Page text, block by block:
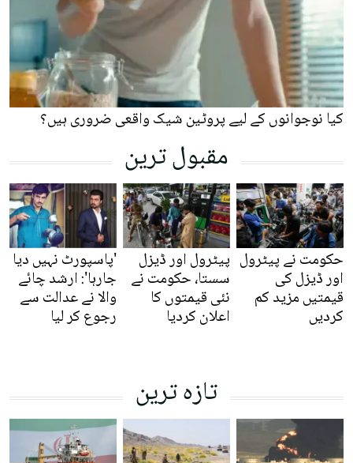
کیا نوجوانوں کے لیے پروٹین شیک واقعی ضروری ہیں؟
مقبول ترین
حکومت نے پیٹرول
اور ڈیزل کی
قیمتیں مزید کم
کردیں
پیٹرول اور ڈیزل
سستا، حکومت نے
نئی قیمتوں کا
اعلان کردیا
'پاسپورٹ نہیں دیا
جارہا': ارشد چائے
والا نے عدالت سے
رجوع کر لیا
تازہ ترین